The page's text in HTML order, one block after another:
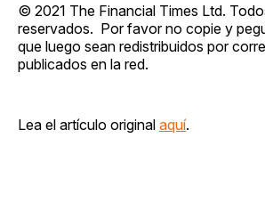
© 2021 The Financial Times Ltd.
reservados. Por favor no copie y
que luego sean redistribuidos por
publicados en la red.
Lea el artículo original aquí.